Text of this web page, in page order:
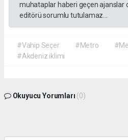
muhataplar haberi geçen ajanslar
editörü sorumlu tutulamaz...
#Vahip Seçer #Metro
#Akdeniz iklimi
Okuyucu Yorumları (0)